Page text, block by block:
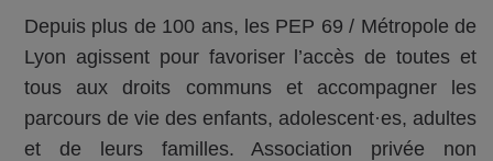
Depuis plus de 100 ans, les PEP 69 / Métropole de
Lyon agissent pour favoriser l’accès de toutes et
tous aux droits communs et accompagner les
parcours de vie des enfants, adolescent·es, adultes
et de leurs familles. Association privée non